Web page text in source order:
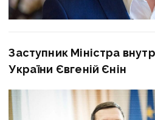
Заступник Міністра
України Євгеній Єнін